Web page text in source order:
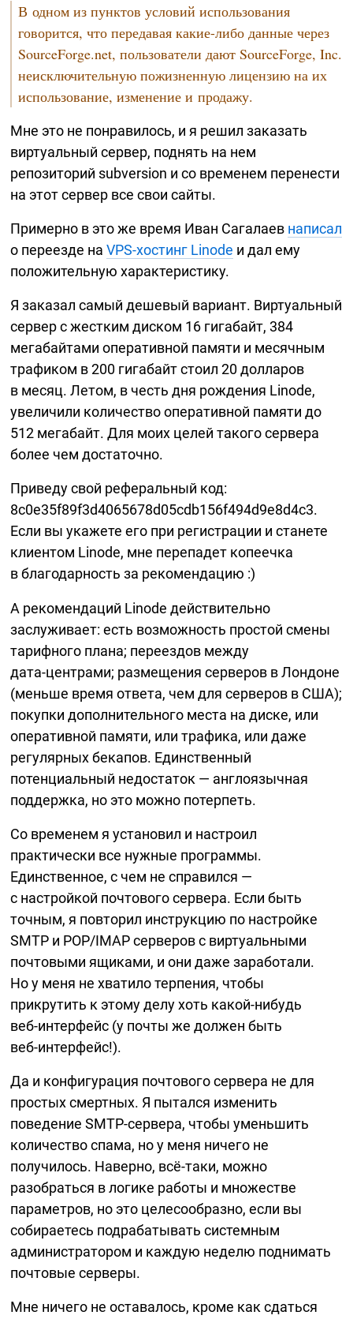
В одном из пунктов условий использования
говорится, что передаваякакие-либо данные через
SourceForge.net, пользователи дают SourceForge, Inc.
неисключительную пожизненную лицензию на их
использование, изменение и продажу.
Мне это не понравилось, и я решил заказать
виртуальный сервер, поднять на нем
репозиторий subversion и со временем перенести
на этот сервер все свои сайты.
Примерно в это же время Иван Сагалаев написал
о переезде наVPS-хостинг Linode и дал ему
положительную характеристику.
Я заказал самый дешевый вариант. Виртуальный
сервер с жестким диском 16 гигабайт, 384
мегабайтами оперативной памяти и месячным
трафиком в 200 гигабайт стоил 20 долларов
в месяц. Летом, в честь дня рождения Linode,
увеличили количество оперативной памяти до
512 мегабайт. Для моих целей такого сервера
более чем достаточно.
Приведу свой реферальный код:
8c0e35f89f3d4065678d05cdb156f494d9e8d4c3.
Если вы укажете его при регистрации и станете
клиентом Linode, мне перепадет копеечка
в благодарность за рекомендацию :)
А рекомендаций Linode действительно
заслуживает: есть возможность простой смены
тарифного плана; переездов между
дата-центрами; размещения серверов в Лондоне
(меньше время ответа, чем для серверов в США);
покупки дополнительного места на диске, или
оперативной памяти, или трафика, или даже
регулярных бекапов. Единственный
потенциальный недостаток — англоязычная
поддержка, но это можно потерпеть.
Со временем я установил и настроил
практически все нужные программы.
Единственное, с чем не справился —
с настройкой почтового сервера. Если быть
точным, я повторил инструкцию по настройке
SMTP и POP/IMAP серверов с виртуальными
почтовыми ящиками, и они даже заработали.
Но у меня не хватило терпения, чтобы
прикрутить к этому делу хоть какой-нибудь
веб-интерфейс (у почты же должен быть
веб-интерфейс!).
Да и конфигурация почтового сервера не для
простых смертных. Я пытался изменить
поведениеSMTP-сервера, чтобы уменьшить
количество спама, но у меня ничего не
получилось. Наверно, всё-таки, можно
разобраться в логике работы и множестве
параметров, но это целесообразно, если вы
собираетесь подрабатывать системным
администратором и каждую неделю поднимать
почтовые серверы.
Мне ничего не оставалось, кроме как сдаться